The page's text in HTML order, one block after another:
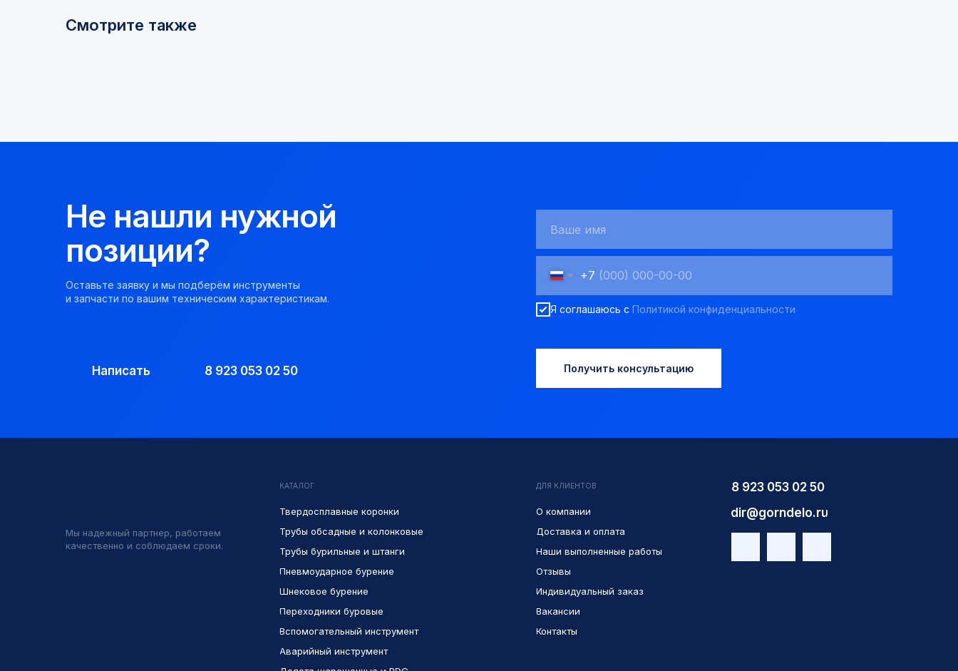
Смотрите также
Не нашли нужной
позиции?
Оставьте заявку и мы подберём инструменты
и запчасти по вашим техническим характеристикам.
+7
Я соглашаюсь с Политикой конфиденциальности
Получить консультацию
Написать 8 923 053 02 50
Мы надежный партнер, работаем
качественно и соблюдаем сроки.
Твердосплавные коронки
8 923 053 02 50
КАТАЛОГ
Трубы бурильные и штанги
Пневмоударное бурение
Шнековое бурение
Переходники буровые
Вспомогательный инструмент
Аварийный инструмент
О компании
ДЛЯ КЛИЕНТОВ
Доставка и оплата
Наши выполненные работы
Отзывы
Индивидуальный заказ
Вакансии
Контакты
dir@gorndelo.ru
Трубы обсадные и колонковые